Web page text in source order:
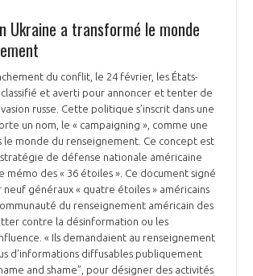
Ukraine a transformé le monde
du conflit, le 24 février, les États-
et averti pour annoncer et tenter de
russe. Cette politique s’inscrit dans une
un nom, le « campaigning », comme une
le monde du renseignement. Ce concept est
stratégie de défense nationale américaine
mémo des « 36 étoiles ». Ce document signé
neuf généraux « quatre étoiles » américains
du renseignement américain des
contre la désinformation ou les
« Ils demandaient au renseignement
d’informations diffusables publiquement
and shame”, pour désigner des activités